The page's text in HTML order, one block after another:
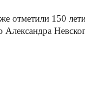
отметили 150
Александра